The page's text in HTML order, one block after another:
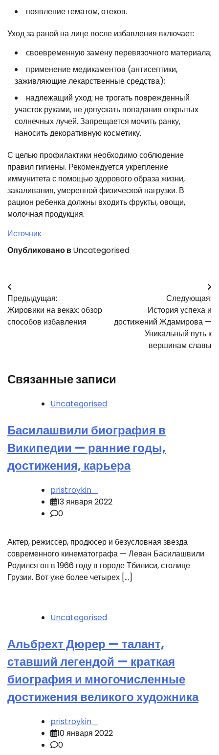
появление гематом, отеков.
Уход за раной на лице после избавления включает:
своевременную замену перевязочного материала;
применение медикаментов (антисептики,
заживляющие лекарственные средства);
надлежащий уход: не трогать поврежденный
участок руками, не допускать попадания открытых
солнечных лучей. Запрещается мочить ранку,
наносить декоративную косметику.
С целью профилактики необходимо соблюдение
правил гигиены. Рекомендуется укрепление
иммунитета с помощью здорового образа жизни,
закаливания, умеренной физической нагрузки. В
рацион ребенка должны входить фрукты, овощи,
молочная продукция.
Источник
Опубликовано вUncategorised
Навигация
по
записям
Предыдущая:
Жировики на веках: обзор
способов избавления
Следующая:
История успеха и
достижений Ждамирова —
Уникальный путь к
вершинам славы
Связанные записи
Uncategorised
Басилашвили биография в
Википедии — ранние годы,
достижения, карьера
pristroykin_
13 января 2022
0
Актер, режиссер, продюсер и безусловная звезда
современного кинематографа — Леван Басилашвили.
Родился он в 1966 году в городе Тбилиси, столице
Грузии. Вот уже более четырех […]
Uncategorised
Альбрехт Дюрер — талант,
ставший легендой — краткая
биография и многочисленные
достижения великого художника
pristroykin_
10 января 2022
0